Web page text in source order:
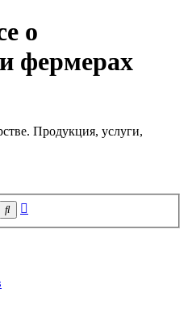
о
фермерах
Продукция, услуги,
Поиск